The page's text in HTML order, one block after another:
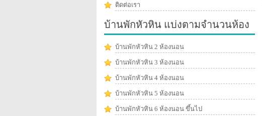
ติดต่อเรา
บ้านพักหัวหิน แบ่งตามจำนวนห้อง
บ้านพักหัวหิน 2 ห้องนอน
บ้านพักหัวหิน 3 ห้องนอน
บ้านพักหัวหิน 4 ห้องนอน
บ้านพักหัวหิน 5 ห้องนอน
บ้านพักหัวหิน 6 ห้องนอน ขึ้นไป